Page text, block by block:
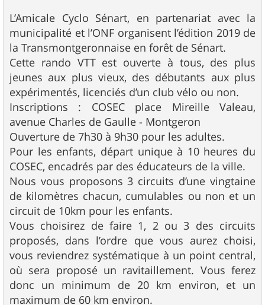
L’Amicale Cyclo Sénart, en partenariat avec la
municipalité et l’ONF organisent l’édition 2019 de
la Transmontgeronnaise en forêt de Sénart.
Cette rando VTT est ouverte à tous, des plus
jeunes aux plus vieux, des débutants aux plus
expérimentés, licenciés d’un club vélo ou non.
Inscriptions : COSEC place Mireille Valeau,
avenue Charles de Gaulle - Montgeron
Ouverture de 7h30 à 9h30 pour les adultes.
Pour les enfants, départ unique à 10 heures du
COSEC, encadrés par des éducateurs de la ville.
Nous vous proposons 3 circuits d’une vingtaine
de kilomètres chacun, cumulables ou non et un
circuit de 10km pour les enfants.
Vous choisirez de faire 1, 2 ou 3 des circuits
proposés, dans l’ordre que vous aurez choisi,
vous reviendrez systématique à un point central,
où sera proposé un ravitaillement. Vous ferez
donc un minimum de 20 km environ, et un
maximum de 60 km environ.